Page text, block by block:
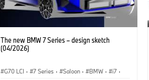
The new BMW 7 Series – design sketch
(04/2026)
G70 LCI · 7 Series · Saloon · BMW · i7 ·